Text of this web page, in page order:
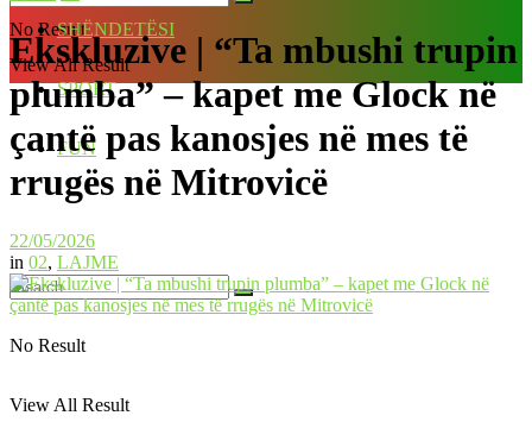
No Result
View All Result
SHËNDETËSI
SPORT
FUN
No Result
View All Result
Ekskluzive | “Ta mbushi trupin
plumba” – kapet me Glock në
çantë pas kanosjes në mes të
rrugës në Mitrovicë
22/05/2026
in 02, LAJME